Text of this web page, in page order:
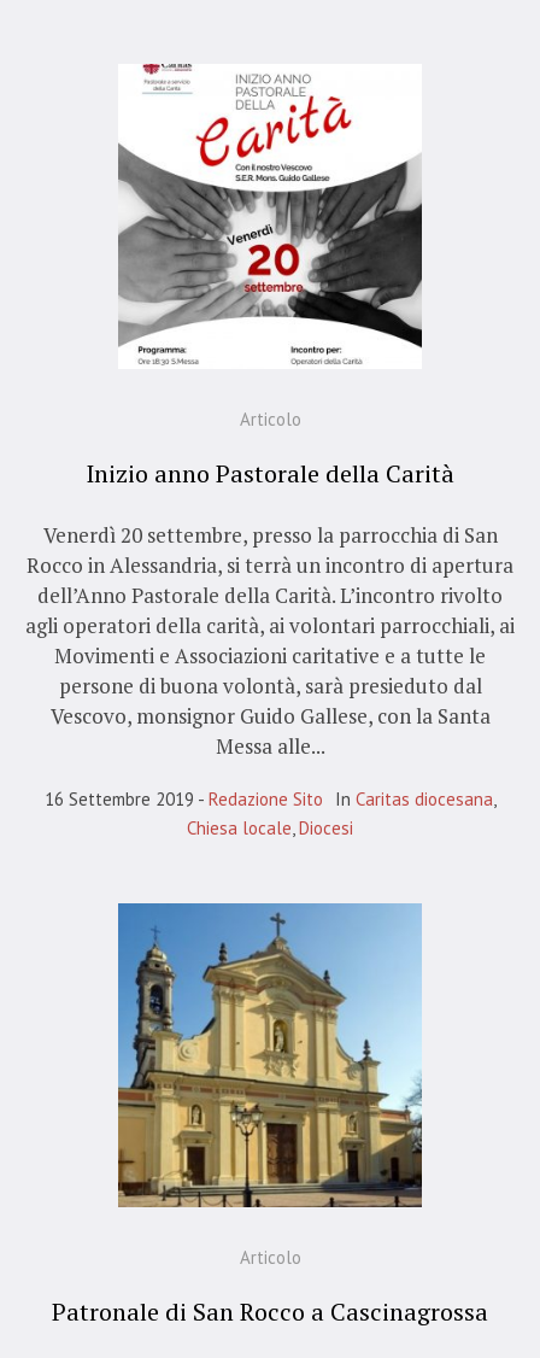
Articolo
Inizio anno Pastorale della Carità
Venerdì 20 settembre, presso la parrocchia di San
Rocco in Alessandria, si terrà un incontro di apertura
dell’Anno Pastorale della Carità. L’incontro rivolto
agli operatori della carità, ai volontari parrocchiali, ai
Movimenti e Associazioni caritative e a tutte le
persone di buona volontà, sarà presieduto dal
Vescovo, monsignor Guido Gallese, con la Santa
Messa alle...
16 Settembre 2019 Redazione Sito In Caritas diocesana
Chiesa locale Diocesi
Articolo
Patronale di San Rocco a Cascinagrossa